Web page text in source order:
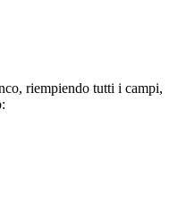
riempiendo tutti i campi,